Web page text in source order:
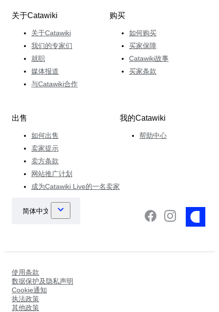
关于Catawiki
关于Catawiki
我们的专家们
就职
媒体报道
与Catawiki合作
购买
如何购买
买家保障
Catawiki故事
买家条款
出售
如何出售
卖家提示
卖方条款
网站推广计划
成为Catawiki Live的一名卖家
我的Catawiki
帮助中心
使用条款
数据保护及隐私声明
Cookie通知
执法政策
其他政策